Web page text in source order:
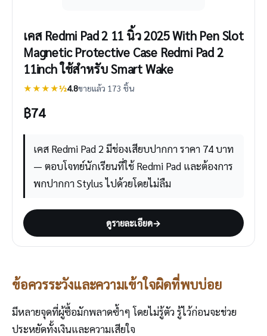
เคส Redmi Pad 2 11 นิ้ว 2025 With Pen Slot
Magnetic Protective Case Redmi Pad 2
11inch ใช้สำหรับ Smart Wake
★★★★½4.8ขายแล้ว 173 ชิ้น
฿74
เคส Redmi Pad 2 มีช่องเสียบปากกา ราคา 74 บาท
— ตอบโจทย์นักเรียนที่ใช้ Redmi Pad และต้องการ
พกปากกา Stylus ไปด้วยโดยไม่ลืม
ดูรายละเอียด→
ข้อควรระวังและความเข้าใจผิดที่พบบ่อย
มีหลายจุดที่ผู้ซื้อมักพลาดซ้ำๆ โดยไม่รู้ตัว รู้ไว้ก่อนจะช่วย
ประหยัดทั้งเงินและความเสียใจ